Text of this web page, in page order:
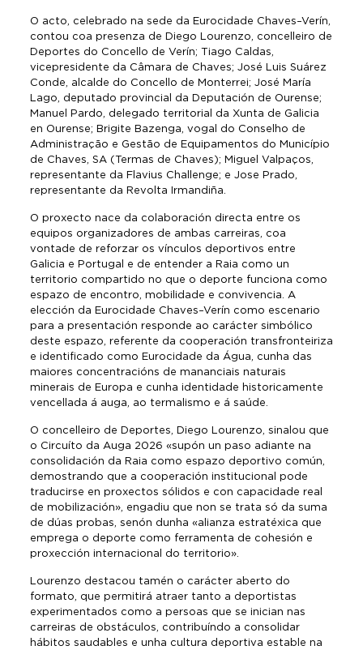
O acto, celebrado na sede da Eurocidade Chaves–Verín,
contou coa presenza de Diego Lourenzo, concelleiro de
Deportes do Concello de Verín; Tiago Caldas,
vicepresidente da Câmara de Chaves; José Luis Suárez
Conde, alcalde do Concello de Monterrei; José María
Lago, deputado provincial da Deputación de Ourense;
Manuel Pardo, delegado territorial da Xunta de Galicia
en Ourense; Brigite Bazenga, vogal do Conselho de
Administração e Gestão de Equipamentos do Município
de Chaves, SA (Termas de Chaves); Miguel Valpaços,
representante da Flavius Challenge; e Jose Prado,
representante da Revolta Irmandiña.
O proxecto nace da colaboración directa entre os
equipos organizadores de ambas carreiras, coa
vontade de reforzar os vínculos deportivos entre
Galicia e Portugal e de entender a Raia como un
territorio compartido no que o deporte funciona como
espazo de encontro, mobilidade e convivencia. A
elección da Eurocidade Chaves–Verín como escenario
para a presentación responde ao carácter simbólico
deste espazo, referente da cooperación transfronteiriza
e identificado como Eurocidade da Água, cunha das
maiores concentracións de mananciais naturais
minerais de Europa e cunha identidade historicamente
vencellada á auga, ao termalismo e á saúde.
O concelleiro de Deportes, Diego Lourenzo, sinalou que
o Circuíto da Auga 2026 «supón un paso adiante na
consolidación da Raia como espazo deportivo común,
demostrando que a cooperación institucional pode
traducirse en proxectos sólidos e con capacidade real
de mobilización», engadiu que non se trata só da suma
de dúas probas, senón dunha «alianza estratéxica que
emprega o deporte como ferramenta de cohesión e
proxección internacional do territorio».
Lourenzo destacou tamén o carácter aberto do
formato, que permitirá atraer tanto a deportistas
experimentados como a persoas que se inician nas
carreiras de obstáculos, contribuíndo a consolidar
hábitos saudables e unha cultura deportiva estable na